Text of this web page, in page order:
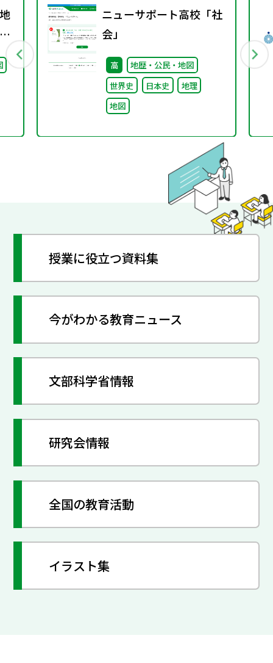
ニューサポート高校「社
会」
高
地歴・公民・地図
世界史
日本史
地理
地図
授業に役立つ資料集
今がわかる教育ニュース
文部科学省情報
研究会情報
全国の教育活動
イラスト集